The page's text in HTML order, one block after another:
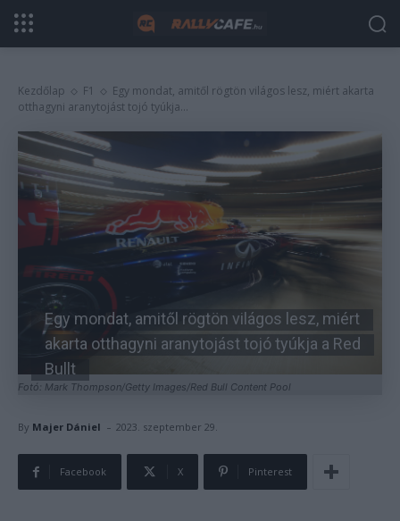
Kezdőlap F1
Egy mondat, amitől rögtön világos lesz, miért akarta
otthagyni aranytojást tojó tyúkja...
Fotó: Mark Thompson/Getty Images/Red Bull Content Pool
Egy mondat, amitől rögtön világos lesz, miért
akarta otthagyni aranytojást tojó tyúkja a Red
Bullt
By Majer Dániel - 2023. szeptember 29.
Facebook X Pinterest